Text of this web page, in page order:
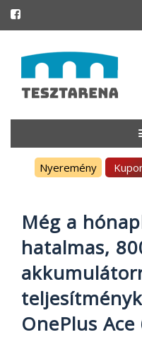
to
content
Nyeremény
Még a
hatalmas,
OnePlus Ace